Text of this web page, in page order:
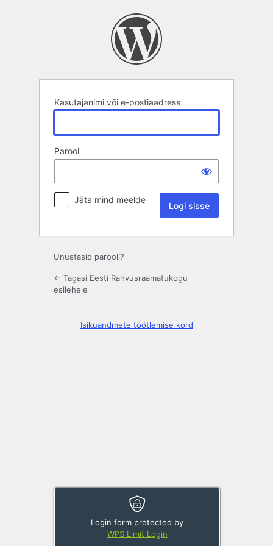
Kasutajanimi või e-postiaadress
Parool
Login form protected by
WPS Limit Login
Jäta mind meelde
Unustasid parooli?
← Tagasi Eesti Rahvusraamatukogu
esilehele
Isikuandmete töötlemise kord